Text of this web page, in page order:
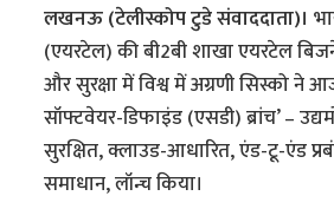
लखनऊ (टेलीस्कोप टुडे संवाददाता)।
(एयरटेल) की बी2बी शाखा एयरटेल
और सुरक्षा में विश्व में अग्रणी सिस्को ने
सॉफ्टवेयर-डिफाइंड (एसडी) ब्रांच’ –
सुरक्षित, क्लाउड-आधारित, एंड-टू-एंड
समाधान, लॉन्च किया।